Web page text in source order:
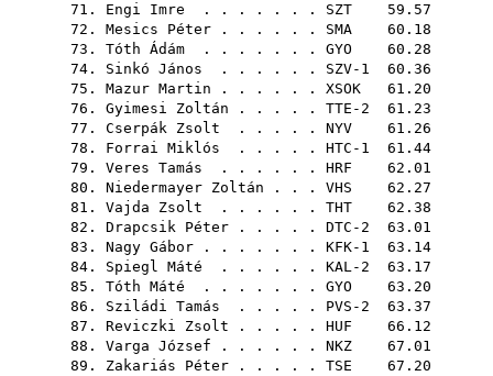
71. Engi Imre . . . . . . . SZT 59.57
72. Mesics Péter . . . . . . SMA 60.18
73. Tóth Ádám . . . . . . . GYO 60.28
74. Sinkó János . . . . . . SZV-1 60.36
75. Mazur Martin . . . . . . XSOK 61.20
76. Gyimesi Zoltán . . . . . TTE-2 61.23
77. Cserpák Zsolt . . . . . NYV 61.26
78. Forrai Miklós . . . . . HTC-1 61.44
79. Veres Tamás . . . . . . HRF 62.01
80. Niedermayer Zoltán . . . VHS 62.27
81. Vajda Zsolt . . . . . . THT 62.38
82. Drapcsik Péter . . . . . DTC-2 63.01
83. Nagy Gábor . . . . . . . KFK-1 63.14
84. Spiegl Máté . . . . . . KAL-2 63.17
85. Tóth Máté . . . . . . . GYO 63.20
86. Sziládi Tamás . . . . . PVS-2 63.37
87. Reviczki Zsolt . . . . . HUF 66.12
88. Varga József . . . . . . NKZ 67.01
89. Zakariás Péter . . . . . TSE 67.20